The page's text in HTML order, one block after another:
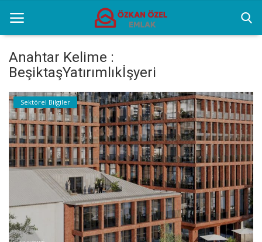
Anasayfa
Sektörel Bilgiler
Gayrettepe Binalar
Galeri
Türkçe
Anahtar Kelime :
BeşiktaşYatırımlıkİşyeri
Sektörel Bilgiler